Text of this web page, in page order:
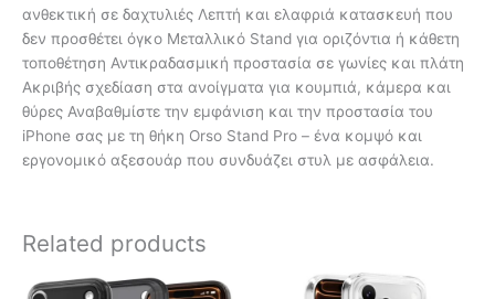
ανθεκτική σε δαχτυλιές Λεπτή και ελαφριά κατασκευή που
δεν προσθέτει όγκο Μεταλλικό Stand για οριζόντια ή κάθετη
τοποθέτηση Αντικραδασμική προστασία σε γωνίες και πλάτη
Ακριβής σχεδίαση στα ανοίγματα για κουμπιά, κάμερα και
θύρες Αναβαθμίστε την εμφάνιση και την προστασία του
iPhone σας με τη θήκη Orso Stand Pro – ένα κομψό και
εργονομικό αξεσουάρ που συνδυάζει στυλ με ασφάλεια.
Related products